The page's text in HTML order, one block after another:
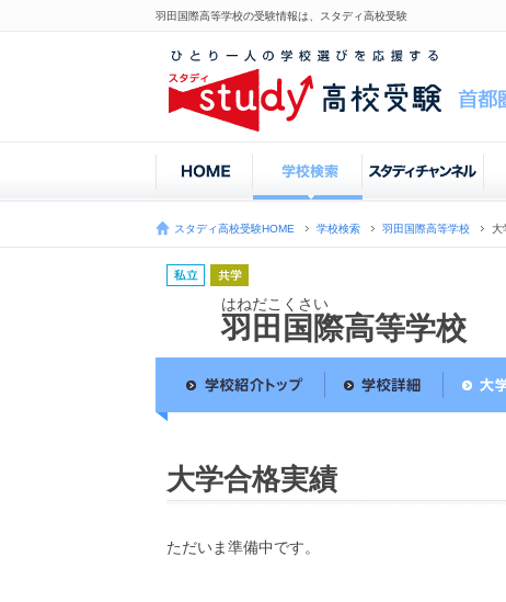
羽田国際高等学校の受験情報は、スタディ高校受験
スタディ高校受験HOME 学校検索 羽田国際高等学校 大
はねだこくさい
羽田国際高等学校
大学合格実績
ただいま準備中です。